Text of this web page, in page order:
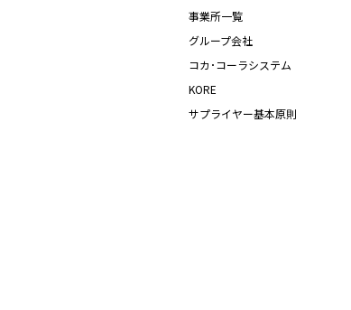
事業所一覧
グループ会社
コカ･コーラシステム
KORE
サプライヤー基本原則